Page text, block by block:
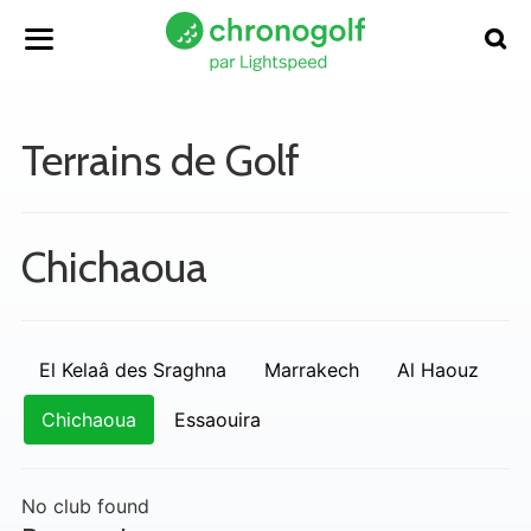
Terrains de Golf
Chichaoua
El Kelaâ des Sraghna Marrakech Al Haouz
Chichaoua Essaouira
No club found